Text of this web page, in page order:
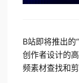
B站即将推出的
创作者设计的
频素材查找和剪